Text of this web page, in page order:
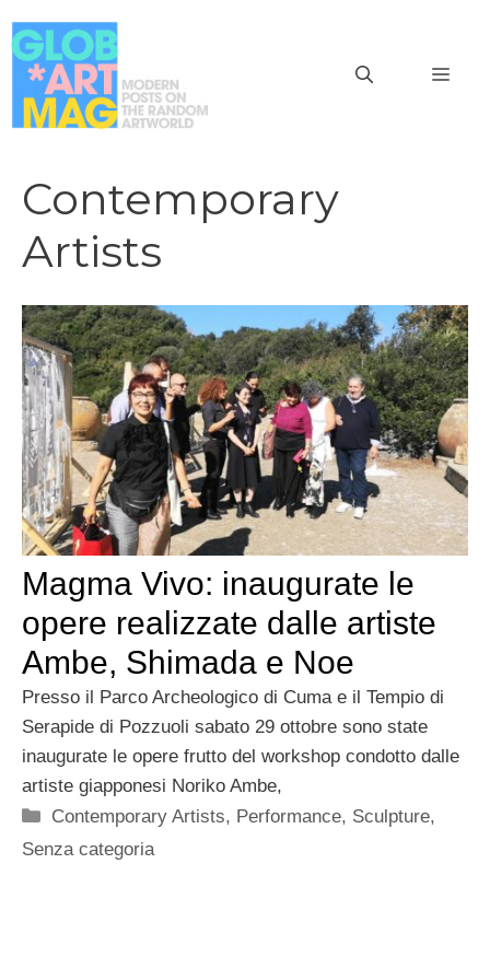
al
contenuto
Contemporary
Artists
Magma Vivo: inaugurate le
opere realizzate dalle artiste
Ambe, Shimada e Noe
Presso il Parco Archeologico di Cuma e il Tempio di
Serapide di Pozzuoli sabato 29 ottobre sono state
inaugurate le opere frutto del workshop condotto dalle
artiste giapponesi Noriko Ambe,
Categorie
Contemporary Artists, Performance, Sculpture,
Senza categoria